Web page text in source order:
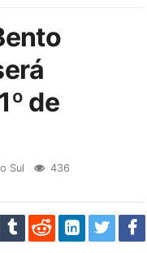
de
Sul
436